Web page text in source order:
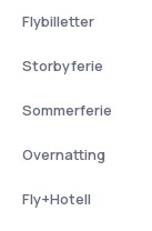
Flybilletter
Storbyferie
Sommerferie
Overnatting
Fly+Hotell